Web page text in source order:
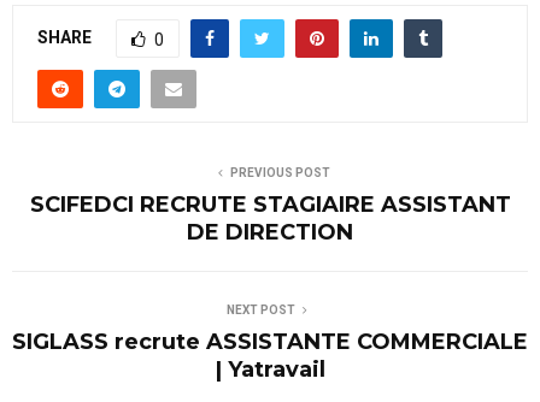
SHARE 0
PREVIOUS POST
SCIFEDCI RECRUTE STAGIAIRE ASSISTANT
DE DIRECTION
NEXT POST
SIGLASS recrute ASSISTANTE COMMERCIALE
| Yatravail